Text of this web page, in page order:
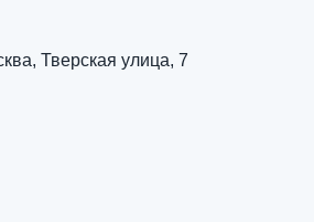
Тверская улица, 7